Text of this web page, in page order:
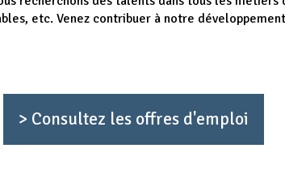
etc. Venez contribuer à notre
> Consultez les offres d'emploi